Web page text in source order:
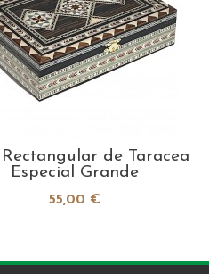
de Taracea
Especial Grande
55,00 €